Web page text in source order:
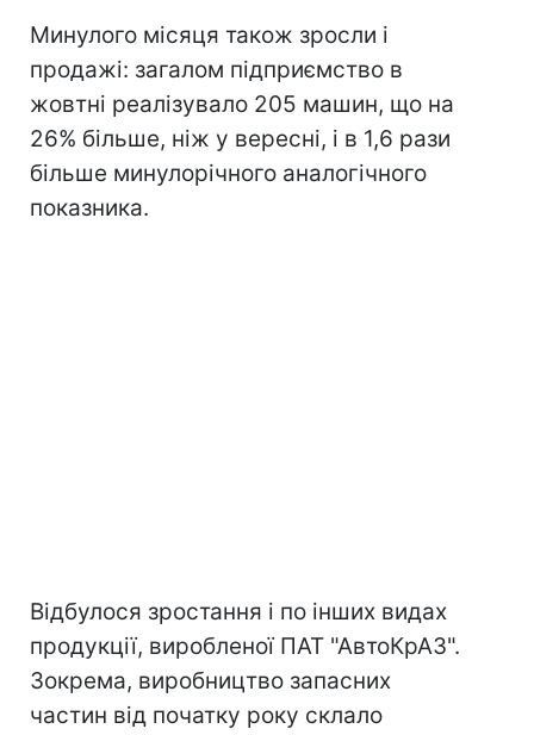
Минулого місяця також зросли і
продажі: загалом підприємство в
жовтні реалізувало 205 машин, що на
26% більше, ніж у вересні, і в 1,6 рази
більше минулорічного аналогічного
показника.
Відбулося зростання і по інших видах
продукції, виробленої ПАТ "АвтоКрАЗ".
Зокрема, виробництво запасних
частин від початку року склало